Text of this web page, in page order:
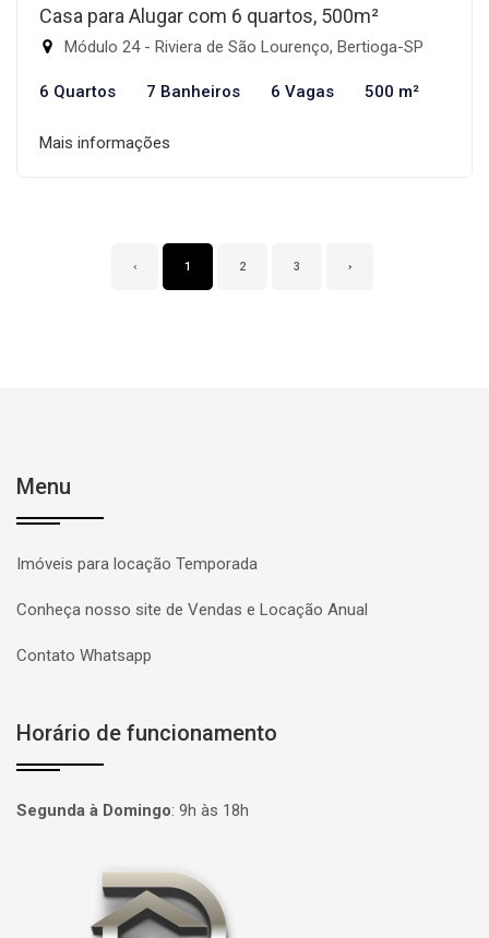
Casa para Alugar com 6 quartos, 500m²
Módulo 24 - Riviera de São Lourenço, Bertioga-SP
6 Quartos 7 Banheiros 6 Vagas 500 m²
Mais informações
‹ 1 2 3 ›
Menu
Imóveis para locação Temporada
Conheça nosso site de Vendas e Locação Anual
Contato Whatsapp
Horário de funcionamento
Segunda à Domingo: 9h às 18h
Página inicial